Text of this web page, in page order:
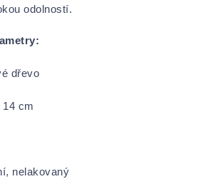
odolností.
dřevo
cm
nelakovaný